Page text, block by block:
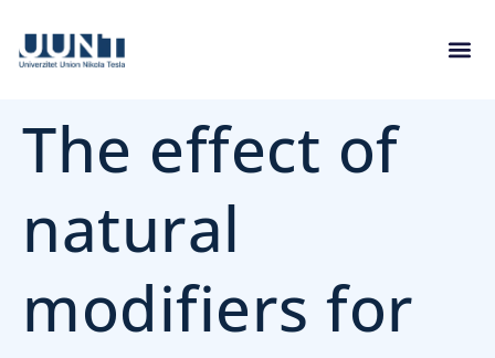
The effect of
natural
modifiers for